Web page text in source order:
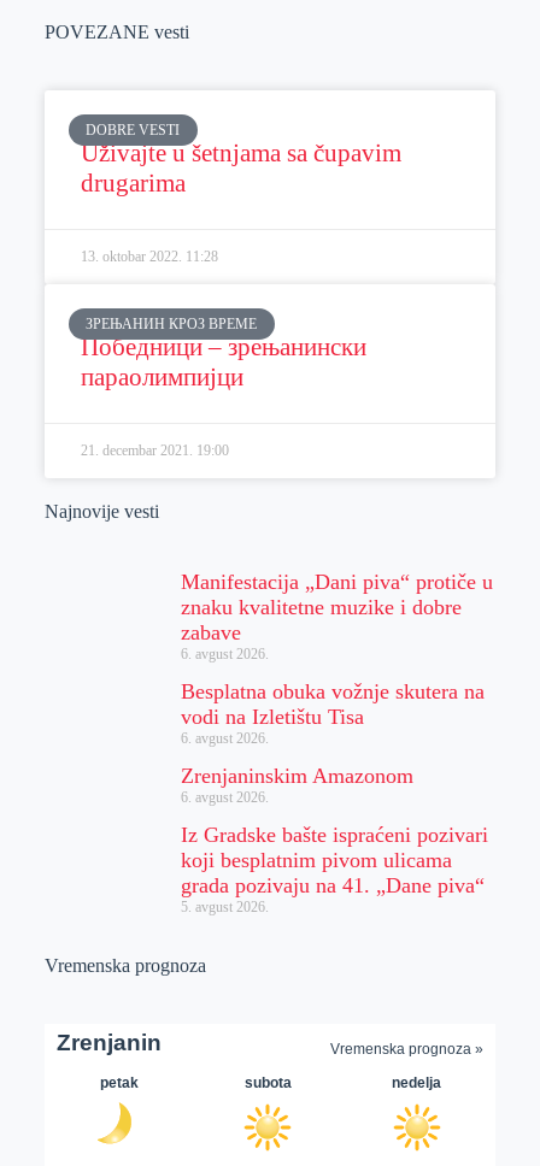
POVEZANE vesti
DOBRE VESTI
Uživajte u šetnjama sa čupavim
drugarima
13. oktobar 2022. 11:28
ЗРЕЊАНИН КРОЗ ВРЕМЕ
Победници – зрењанински
параолимпијци
21. decembar 2021. 19:00
Najnovije vesti
Manifestacija „Dani piva“ protiče u
znaku kvalitetne muzike i dobre
zabave
6. avgust 2026.
Besplatna obuka vožnje skutera na
vodi na Izletištu Tisa
6. avgust 2026.
Zrenjaninskim Amazonom
6. avgust 2026.
Iz Gradske bašte ispraćeni pozivari
koji besplatnim pivom ulicama
grada pozivaju na 41. „Dane piva“
5. avgust 2026.
Vremenska prognoza